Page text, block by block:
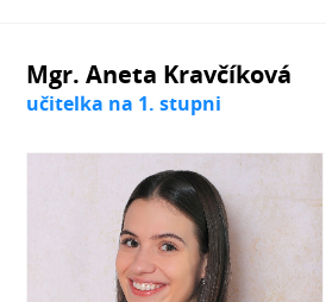
Mgr. Aneta Kravčíková
učitelka na 1. stupni